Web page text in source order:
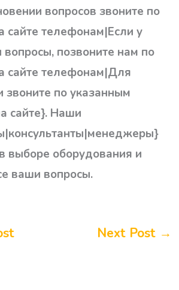
вопросов звоните по
сайте телефонам|Если у
вопросы, позвоните нам по
сайте телефонам|Для
звоните по указанным
сайте}. Наши
выборе оборудования и
ваши вопросы.
Next Post →